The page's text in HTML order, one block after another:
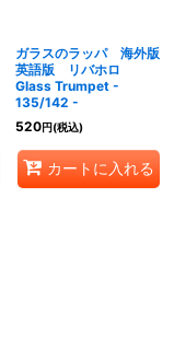
ガラスのラッパ 海外版
英語版 リバホロ
Glass Trumpet -
135/142 -
520円(税込)
カートに入れる